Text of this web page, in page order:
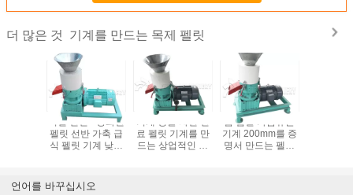
더 많은 것 기계를 만드는 목제 펠릿
디젤 엔진 - 강화된
펠릿 선반 가축 급
식 펠릿 기계 낮게
기계 생물 자원 연
료 펠릿 기계를 만
드는 상업적인 목
밥 껍질 가금류는
기계 200mm를 증
명서 만드는 펠릿
언어를 바꾸십시오